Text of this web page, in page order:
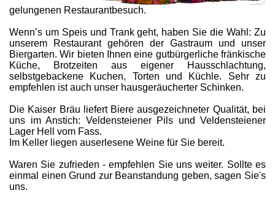
gelungenen Restaurantbesuch.
Wenn’s um Speis und Trank geht, haben Sie die Wahl: Zu
unserem Restaurant gehören der Gastraum und unser
Biergarten. Wir bieten Ihnen eine gutbürgerliche fränkische
Küche, Brotzeiten aus eigener Hausschlachtung,
selbstgebackene Kuchen, Torten und Küchle. Sehr zu
empfehlen ist auch unser hausgeräucherter Schinken.
Die Kaiser Bräu liefert Biere ausgezeichneter Qualität, bei
uns im Anstich: Veldensteiener Pils und Veldensteiener
Lager Hell vom Fass.
Im Keller liegen auserlesene Weine für Sie bereit.
Waren Sie zufrieden - empfehlen Sie uns weiter. Sollte es
einmal einen Grund zur Beanstandung geben, sagen Sie's
uns.